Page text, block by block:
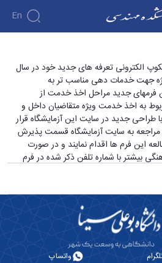
En
اعلام تعرفه و فرم های جدید آزمایشگاه در سال 95
الکترونی تعرفه های جدید خود در سال
جهت خدمات دهی مناسب تر به
فرمهای جدید مراحل اخذ خدمت از
به اخذ خدمت ویژه متقاضیان داخل و
طراحی جدید در سایت این آزمایشگاه قرار
مراجعه به سایت آزمایشگاه قسمت پذیرش
این فرم ها اقدام نمایند و در صورت
بیشتر با شماره تلفن ذکر شده در فرم
واتساپ